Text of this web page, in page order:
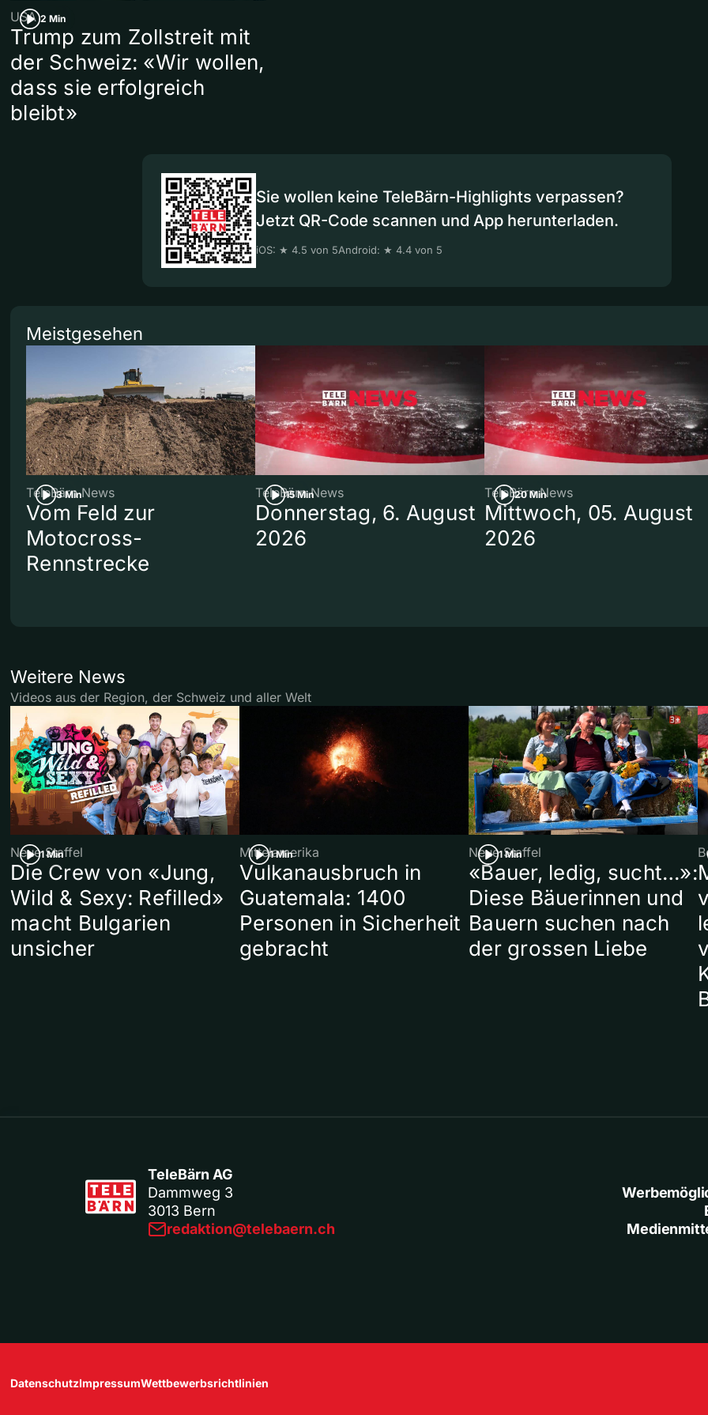
2 Min
USA
Trump zum Zollstreit mit
der Schweiz: «Wir wollen,
dass sie erfolgreich
bleibt»
Sie wollen keine TeleBärn-Highlights verpassen?
Jetzt QR-Code scannen und App herunterladen.
iOS: ★ 4.5 von 5Android: ★ 4.4 von 5
Meistgesehen
3 Min
TeleBärn News
Vom Feld zur
Motocross-
Rennstrecke
15 Min
TeleBärn News
Donnerstag, 6. August
2026
20 Min
TeleBärn News
Mittwoch, 05. August
2026
Weitere News
Videos aus der Region, der Schweiz und aller Welt
1 Min
Neue Staffel
Die Crew von «Jung,
Wild & Sexy: Refilled»
macht Bulgarien
unsicher
1 Min
Mittelamerika
Vulkanausbruch in
Guatemala: 1400
Personen in Sicherheit
gebracht
1 Min
Neue Staffel
«Bauer, ledig, sucht…»:
Diese Bäuerinnen und
Bauern suchen nach
der grossen Liebe
TeleBärn AG
Dammweg 3
3013 Bern
redaktion@telebaern.ch
DatenschutzImpressumWettbewerbsrichtlinien